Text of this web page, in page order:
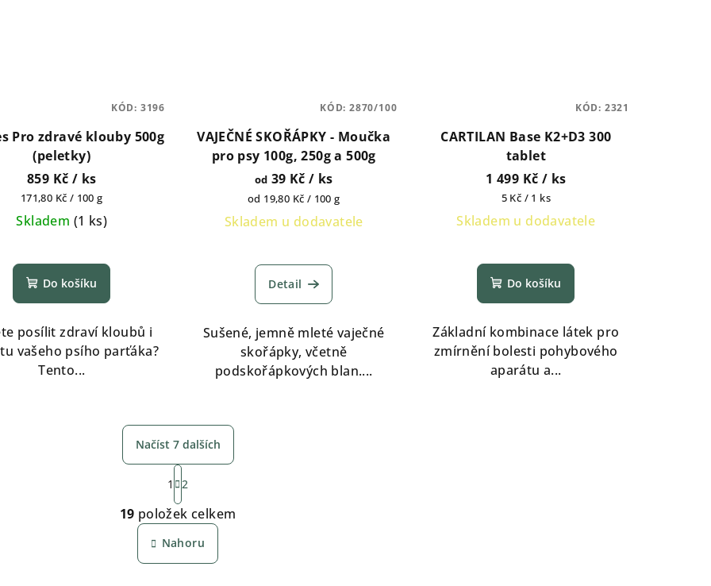
Pro zdravé klouby 500g
(peletky)
859 Kč / ks
Měrná
cena:
171,80 Kč / 100 g
Skladem (1 ks)
Do košíku
posílit zdraví kloubů i
vašeho psího parťáka?
Tento...
KÓD: 3196
VAJEČNÉ SKOŘÁPKY - Moučka
pro psy 100g, 250g a 500g
od 39 Kč/ ks
Měrná
cena:
od 19,80 Kč / 100 g
Skladem u dodavatele
hodnocení
produktu
je
5,0
z
5
hvězdiček.
Detail
Sušené, jemně mleté vaječné
skořápky, včetně
podskořápkových blan....
KÓD:2870/100
CARTILAN Base K2+D3 300
tablet
1 499 Kč / ks
Měrná
cena:
5 Kč / 1 ks
Skladem u dodavatele
Do košíku
Základní kombinace látek pro
zmírnění bolesti pohybového
aparátu a...
KÓD: 2321
O
v
l
á
Načíst 7 dalších
S
t
r
á
n
k
1 2
19 položek celkem
Nahoru